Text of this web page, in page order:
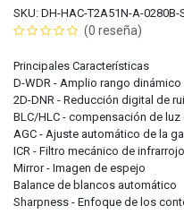
SKU: DH-HAC-T2A51N-A-0280B-
(0 reseña)
Principales Características
D-WDR - Amplio rango
2D-DNR - Reducción digital de
BLC/HLC - compensación de
AGC - Ajuste automático de la
ICR - Filtro mecánico de
Mirror - Imagen de espejo
Balance de blancos automático
Sharpness - Enfoque de los